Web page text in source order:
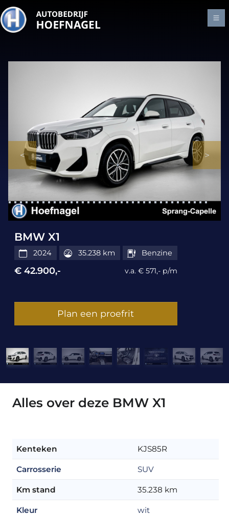
BMW X1
2024 35.238 km Benzine
€ 42.900,- v.a. € 571,- p/m
Plan een proefrit
Alles over deze BMW X1
Kenteken KJS85R
Carrosserie SUV
Km stand 35.238 km
Kleur wit